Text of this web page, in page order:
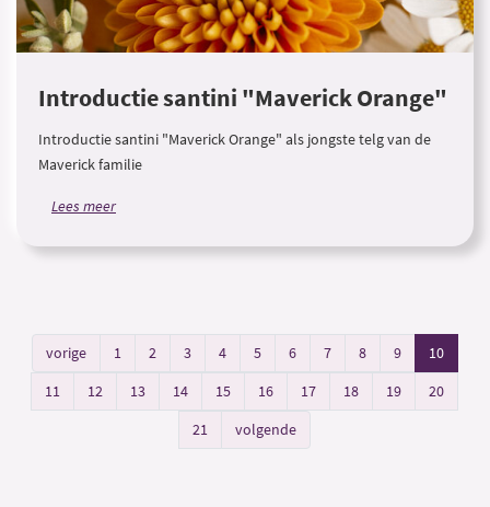
Introductie santini "Maverick Orange"
Introductie santini "Maverick Orange" als jongste telg van de
Maverick familie
Lees meer
vorige 1 2 3 4 5 6 7 8 9
10
11
12 13 14 15 16 17 18 19
20
21
volgende